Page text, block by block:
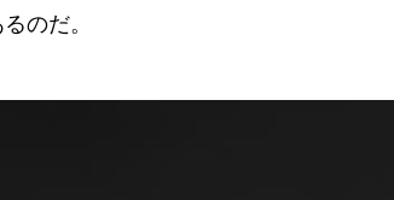
のだ。